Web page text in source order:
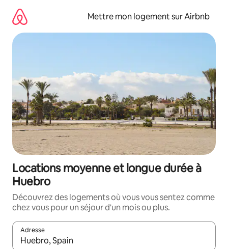
directement
contenu
Mettre mon logement sur Airbnb
Locations moyenne et longue durée à
Huebro
Découvrez des logements où vous vous sentez comme
chez vous pour un séjour d'un mois ou plus.
Adresse
Lorsque les résultats s'affichent, utilisez les flèches vers le